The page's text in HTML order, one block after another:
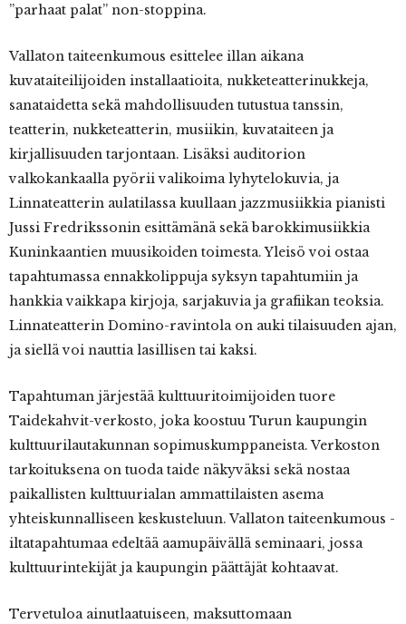
”parhaat palat” non-stoppina.
Vallaton taiteenkumous esittelee illan aikana
kuvataiteilijoiden installaatioita, nukketeatterinukkeja,
sanataidetta sekä mahdollisuuden tutustua tanssin,
teatterin, nukketeatterin, musiikin, kuvataiteen ja
kirjallisuuden tarjontaan. Lisäksi auditorion
valkokankaalla pyörii valikoima lyhytelokuvia, ja
Linnateatterin aulatilassa kuullaan jazzmusiikkia pianisti
Jussi Fredrikssonin esittämänä sekä barokkimusiikkia
Kuninkaantien muusikoiden toimesta. Yleisö voi ostaa
tapahtumassa ennakkolippuja syksyn tapahtumiin ja
hankkia vaikkapa kirjoja, sarjakuvia ja grafiikan teoksia.
Linnateatterin Domino-ravintola on auki tilaisuuden ajan,
ja siellä voi nauttia lasillisen tai kaksi.
Tapahtuman järjestää kulttuuritoimijoiden tuore
Taidekahvit-verkosto, joka koostuu Turun kaupungin
kulttuurilautakunnan sopimuskumppaneista. Verkoston
tarkoituksena on tuoda taide näkyväksi sekä nostaa
paikallisten kulttuurialan ammattilaisten asema
yhteiskunnalliseen keskusteluun. Vallaton taiteenkumous -
iltatapahtumaa edeltää aamupäivällä seminaari, jossa
kulttuurintekijät ja kaupungin päättäjät kohtaavat.
Tervetuloa ainutlaatuiseen, maksuttomaan